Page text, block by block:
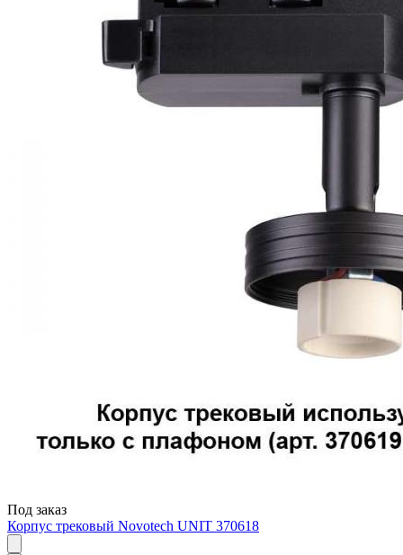
Под заказ
Корпус трековый Novotech UNIT 370618